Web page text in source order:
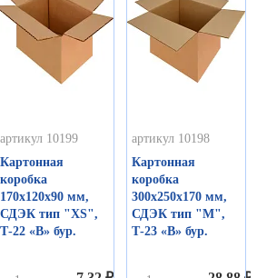
артикул 10199
Картонная
коробка
170х120х90 мм,
СДЭК тип "ХS",
Т-22 «В» бур.
артикул 10198
Картонная
коробка
300х250х170 мм,
СДЭК тип "М",
Т-23 «В» бур.